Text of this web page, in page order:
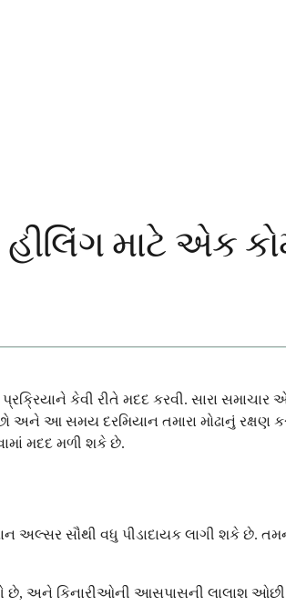
માટે એક
કેવી રીતે મદદ કરવી. સારા સમાચાર
આ સમય દરમિયાન તમારા મોઢાનું રક્ષણ
મદદ મળી શકે છે.
સૌથી વધુ પીડાદાયક લાગી શકે છે. તમને
છે, અને કિનારીઓની આસપાસની લાલાશ ઓછી